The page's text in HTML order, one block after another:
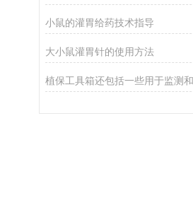
小鼠的灌胃给药技术指导
大小鼠灌胃针的使用方法